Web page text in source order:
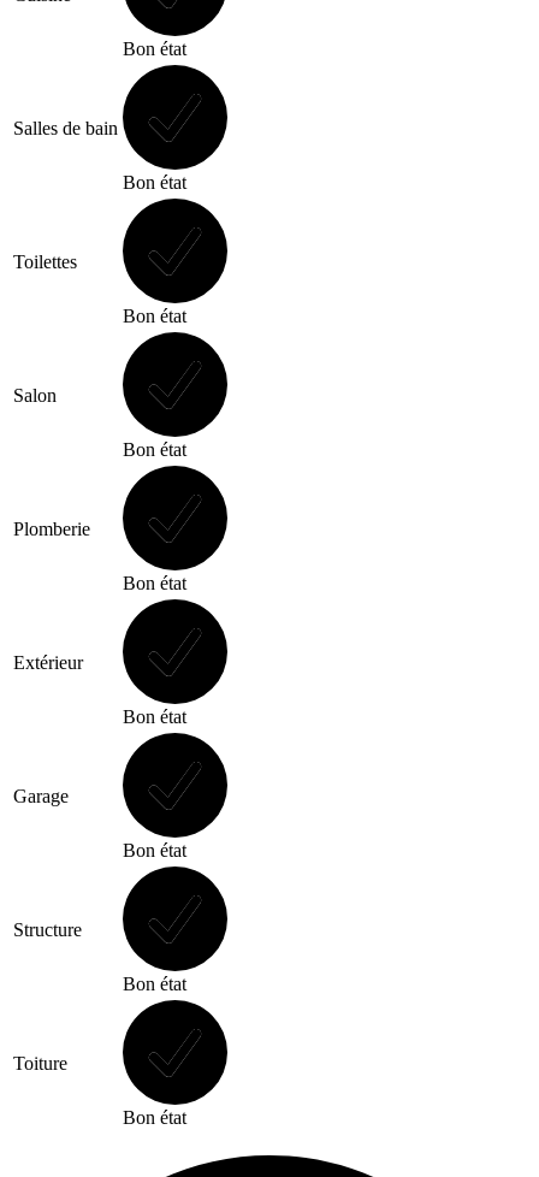
Bon état
Salles de bain
Bon état
Toilettes
Bon état
Salon
Bon état
Plomberie
Bon état
Extérieur
Bon état
Garage
Bon état
Structure
Bon état
Toiture
Bon état